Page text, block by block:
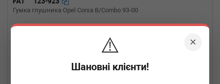
×
⚠️
Шановні клієнти!
Гумка глушника Opel Corsa B/Combo 93-00
7 шт.